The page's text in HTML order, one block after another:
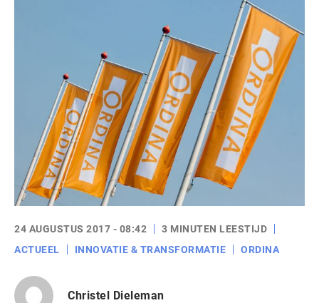
24 AUGUSTUS 2017 - 08:42
3 MINUTEN LEESTIJD
ACTUEEL
INNOVATIE & TRANSFORMATIE ORDINA
Christel Dieleman